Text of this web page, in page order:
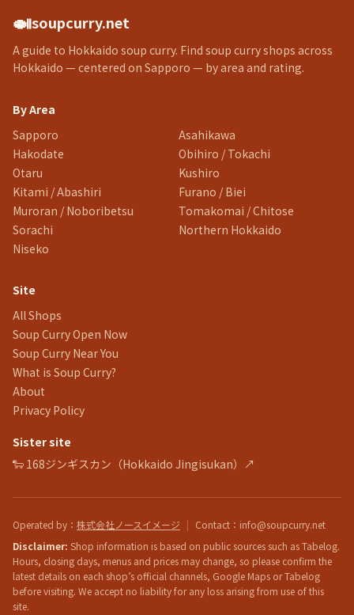
🍛soupcurry.net
A guide to Hokkaido soup curry. Find soup curry shops across
Hokkaido — centered on Sapporo — by area and rating.
By Area
Sapporo
Asahikawa
Hakodate
Obihiro / Tokachi
Otaru
Kushiro
Kitami / Abashiri
Furano / Biei
Muroran / Noboribetsu
Tomakomai / Chitose
Sorachi
Northern Hokkaido
Niseko
Site
All Shops
Soup Curry Open Now
Soup Curry Near You
What is Soup Curry?
About
Privacy Policy
Sister site
🐑 168ジンギスカン（Hokkaido Jingisukan）↗
Operated by ： 株式会社ノースイメージ | Contact ：info@soupcurry.net
Disclaimer: Shop information is based on public sources such as Tabelog.
Hours, closing days, menus and prices may change, so please confirm the
latest details on each shop’s official channels, Google Maps or Tabelog
before visiting. We accept no liability for any loss arising from use of this
site.